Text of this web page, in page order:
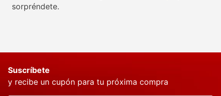
sorpréndete.
Suscríbete
y recibe un cupón para tu próxima compra